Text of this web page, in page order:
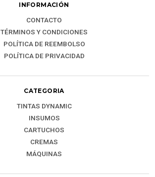
INFORMACIÓN
CONTACTO
TÉRMINOS Y CONDICIONES
POLÍTICA DE REEMBOLSO
POLÍTICA DE PRIVACIDAD
CATEGORIA
TINTAS DYNAMIC
INSUMOS
CARTUCHOS
CREMAS
MÁQUINAS